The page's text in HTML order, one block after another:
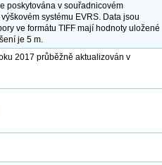
poskytována v souřadnicovém
systému EVRS. Data jsou
ve formátu TIFF mají hodnoty uložené
je 5 m.
2017 průběžně aktualizován v